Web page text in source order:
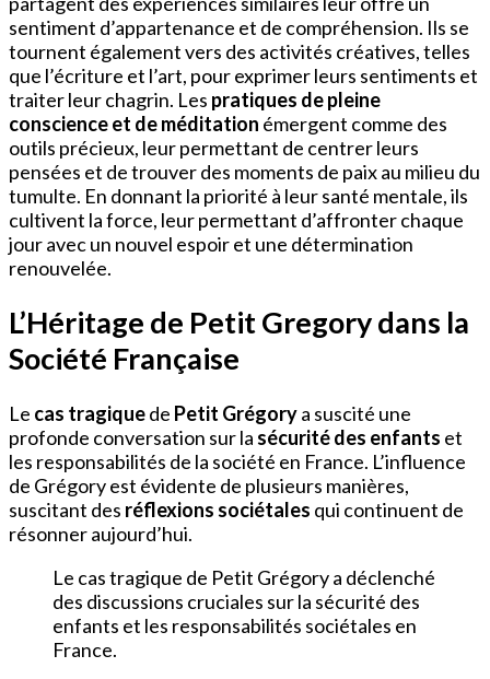
sentiment d’appartenance et de compréhension. Ils se
tournent également vers des activités créatives, telles
que l’écriture et l’art, pour exprimer leurs sentiments et
traiter leur chagrin. Les pratiques de pleine
conscience et de méditation émergent comme des
outils précieux, leur permettant de centrer leurs
pensées et de trouver des moments de paix au milieu du
tumulte. En donnant la priorité à leur santé mentale, ils
cultivent la force, leur permettant d’affronter chaque
jour avec un nouvel espoir et une détermination
renouvelée.
L’Héritage de Petit Gregory dans la
Société Française
Le cas tragiquede Petit Grégorya suscité une
profonde conversation sur la sécurité des enfants et
les responsabilités de la société en France. L’influence
de Grégory est évidente de plusieurs manières,
suscitant des réflexions sociétales qui continuent de
résonner aujourd’hui.
Le cas tragique de Petit Grégory a déclenché
des discussions cruciales sur la sécurité des
enfants et les responsabilités sociétales en
France.